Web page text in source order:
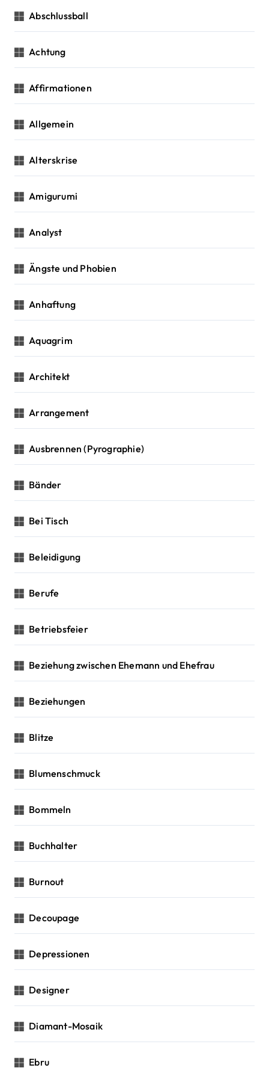
g
a
t
i
o
c
Abschlussball
Achtung
Affirmationen
Allgemein
Alterskrise
Amigurumi
Analyst
Ängste und Phobien
Anhaftung
Aquagrim
Architekt
Arrangement
Ausbrennen (Pyrographie)
Bänder
Bei Tisch
Beleidigung
Berufe
Betriebsfeier
Beziehung zwischen Ehemann und Ehefrau
Beziehungen
Blitze
Blumenschmuck
Bommeln
Buchhalter
Burnout
Decoupage
Depressionen
Designer
Diamant-Mosaik
Ebru